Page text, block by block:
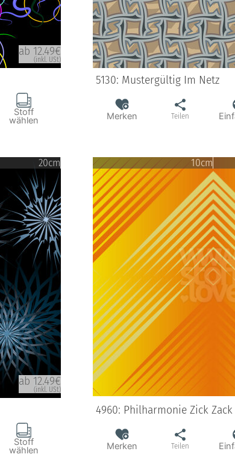
ab 12.49€
(inkl. USt)
Stoff
wählen
5130: Mustergültig Im Netz
Merken Teilen
20cm
ab 12.49€
(inkl. USt)
Stoff
wählen
10cm
4960: Philharmonie Zick Zack
Merken Teilen